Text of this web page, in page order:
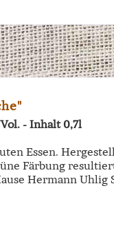
- Inhalt 0,7l
Essen.
Färbung
Hermann Uhlig